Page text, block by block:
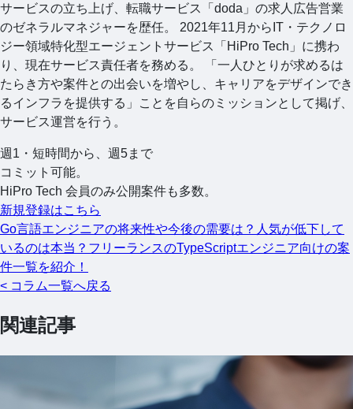
サービスの立ち上げ、転職サービス「doda」の求人広告営業
のゼネラルマネジャーを歴任。 2021年11月からIT・テクノロ
ジー領域特化型エージェントサービス「HiPro Tech」に携わ
り、現在サービス責任者を務める。 「一人ひとりが求めるは
たらき方や案件との出会いを増やし、キャリアをデザインでき
るインフラを提供する」ことを自らのミッションとして掲げ、
サービス運営を行う。
週1・短時間から、週5まで
コミット可能。
HiPro Tech 会員のみ公開案件も多数。
新規登録はこちら
Go言語エンジニアの将来性や今後の需要は？人気が低下して
いるのは本当？ フリーランスのTypeScriptエンジニア向けの案
件一覧を紹介！
< コラム一覧へ戻る
関連記事